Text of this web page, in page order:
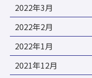
2022年3月
2022年2月
2022年1月
2021年12月